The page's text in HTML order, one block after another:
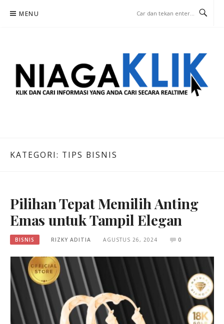
MENU
KATEGORI: TIPS BISNIS
Pilihan Tepat Memilih Anting
Emas untuk Tampil Elegan
BISNIS RIZKY ADITIA AGUSTUS 26, 2024 0